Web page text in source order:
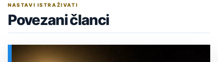
NASTAVI ISTRAŽIVATI
Povezani članci